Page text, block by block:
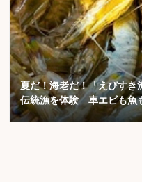
夏だ！海老だ！「えびすき
伝統漁を体験 車エビも魚
岡】